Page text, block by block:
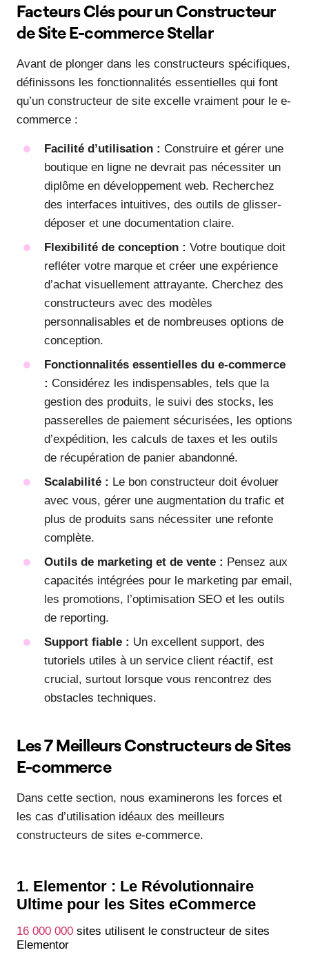
Facteurs Clés pour un Constructeur
de Site E-commerce Stellar
Avant de plonger dans les constructeurs spécifiques,
définissons les fonctionnalités essentielles qui font
qu’un constructeur de site excelle vraiment pour le e-
commerce :
Facilité d’utilisation : Construire et gérer une
boutique en ligne ne devrait pas nécessiter un
diplôme en développement web. Recherchez
des interfaces intuitives, des outils de glisser-
déposer et une documentation claire.
Flexibilité de conception : Votre boutique doit
refléter votre marque et créer une expérience
d’achat visuellement attrayante. Cherchez des
constructeurs avec des modèles
personnalisables et de nombreuses options de
conception.
Fonctionnalités essentielles du e-commerce
: Considérez les indispensables, tels que la
gestion des produits, le suivi des stocks, les
passerelles de paiement sécurisées, les options
d’expédition, les calculs de taxes et les outils
de récupération de panier abandonné.
Scalabilité : Le bon constructeur doit évoluer
avec vous, gérer une augmentation du trafic et
plus de produits sans nécessiter une refonte
complète.
Outils de marketing et de vente : Pensez aux
capacités intégrées pour le marketing par email,
les promotions, l’optimisation SEO et les outils
de reporting.
Support fiable : Un excellent support, des
tutoriels utiles à un service client réactif, est
crucial, surtout lorsque vous rencontrez des
obstacles techniques.
Les 7 Meilleurs Constructeurs de Sites
E-commerce
Dans cette section, nous examinerons les forces et
les cas d’utilisation idéaux des meilleurs
constructeurs de sites e-commerce.
1. Elementor : Le Révolutionnaire
Ultime pour les Sites eCommerce
16 000 000 sites utilisent le constructeur de sites
Elementor